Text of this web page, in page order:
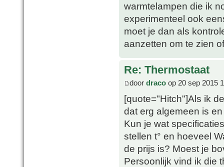
warmtelampen die ik
experimenteel ook
moet je dan als
aanzetten om te zien
Re: Thermostaat
door draco op 20 sep 2015
[quote="Hitch"]Als ik
dat erg algemeen is
Kun je wat
stellen t° en hoeveel
de prijs is? Moest je
Persoonlijk vind ik die